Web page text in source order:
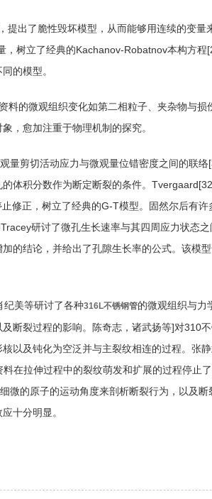
提出了脆性毁坏模型，从而能够用连续的变量
，树立了经典的Kachanov-Robatnov本构方程
的模型。
料的微观组织变化如第二相粒子、夹杂物与损
，愈加注重于物理机制的探究。
量剪切活动应力与微观量位错密度之间的联
体积分数作为断定断裂的条件。
修正，树立了经典的G-T模型。固然尔后有许
研讨了微孔生长速率与其四周应力状态
的结论，并给出了孔隙生长率的公式。该模
纪美等研讨了各种316L不锈钢管的微观组织与力
断裂过程的影响。陈奇志，诸武扬等]对310
以及钝化为空泛并与主裂纹相连的过程。张
在拉伸过程中的裂纹萌发和扩展的过程停止
微的原子的运动角度来剖析断裂行为，以及
十分明显。